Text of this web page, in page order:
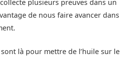
plusieurs preuves dans un
de nous faire avancer dans
sont là pour mettre de l’huile sur le